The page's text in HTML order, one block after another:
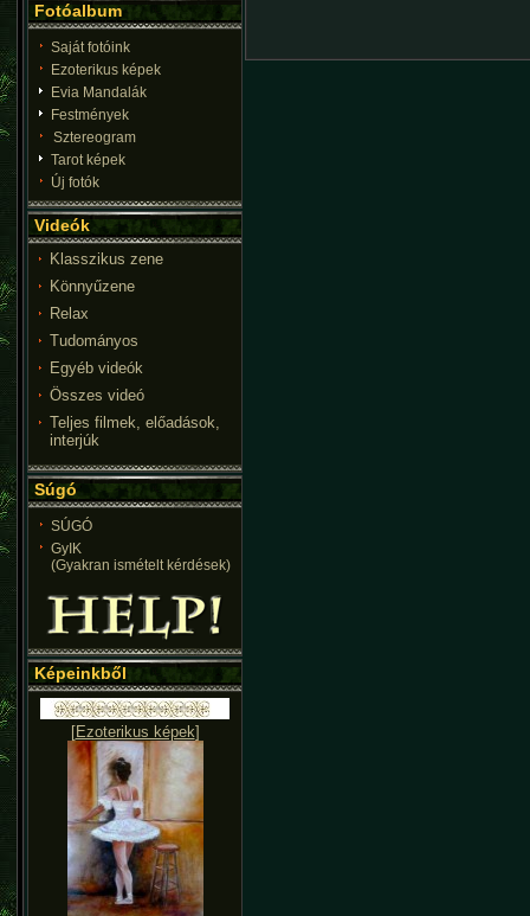
Fotóalbum
Saját fotóink
Ezoterikus képek
Evia Mandalák
Festmények
Sztereogram
Tarot képek
Új fotók
Videók
Klasszikus zene
Könnyűzene
Relax
Tudományos
Egyéb videók
Összes videó
Teljes filmek, előadások,
interjúk
Súgó
SÚGÓ
GyIK
(Gyakran ismételt kérdések)
Képeinkből
[Ezoterikus képek]